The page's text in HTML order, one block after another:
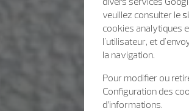
veuillez consulter le
cookies analytiques
l'utilisateur, et
la navigation.
Pour modifier ou
Configuration des
d’informations.